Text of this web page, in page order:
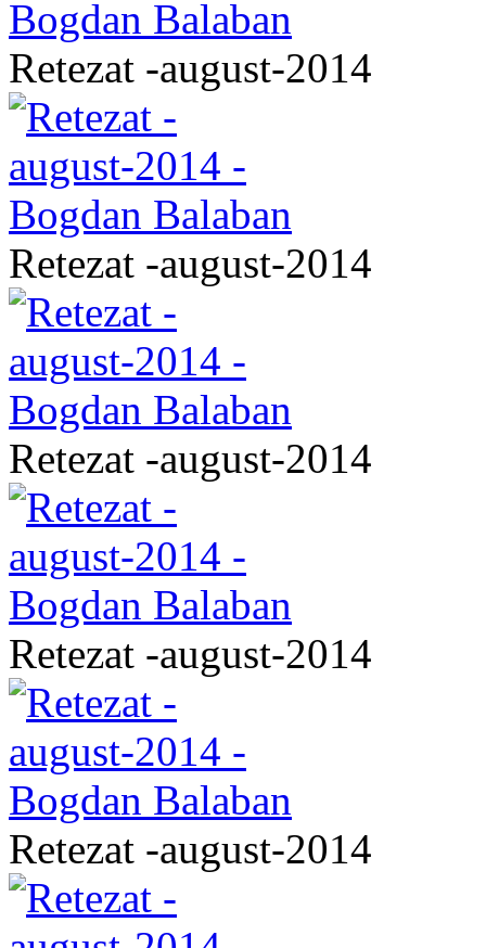
Retezat -august-2014
Retezat -august-2014
Retezat -august-2014
Retezat -august-2014
Retezat -august-2014